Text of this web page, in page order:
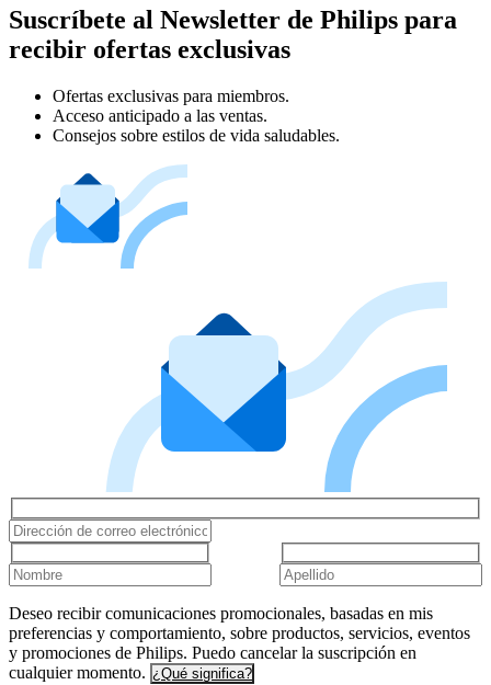
Suscríbete al Newsletter de Philips para
recibir ofertas exclusivas
Ofertas exclusivas para miembros.
Acceso anticipado a las ventas.
Consejos sobre estilos de vida saludables.
Deseo recibir comunicaciones promocionales, basadas en mis
preferencias y comportamiento, sobre productos, servicios, eventos
y promociones de Philips. Puedo cancelar la suscripción en
cualquier momento. ¿Qué significa?